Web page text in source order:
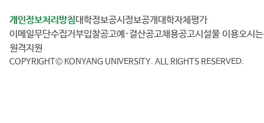
개인정보처리방침 대학정보공시 정보공개
대학자체평가
이메일무단수집거부
입찰공고 예·결산공고 채용공고 시설물 이용
오시
원격지원
COPYRIGHT© KONYANG UNIVERSITY. ALL RIGHTS RESERVED.